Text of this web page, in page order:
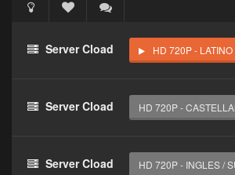
Haz clic 3 veces en el botón para
reproductor
Clic 1 - Abrir primer
El acceso expira en 1
Server Cload HD 720P - LATINO
Server Cload HD 720P -
Server Cload HD 720P - INGLES /